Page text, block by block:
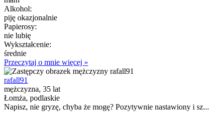
Alkohol:
piję okazjonalnie
Papierosy:
nie lubię
Wykształcenie:
średnie
Przeczytaj o mnie więcej »
rafall91
mężczyzna, 35 lat
Łomża, podlaskie
Napisz, nie gryzę, chyba że mogę? Pozytywnie nastawiony i sz...